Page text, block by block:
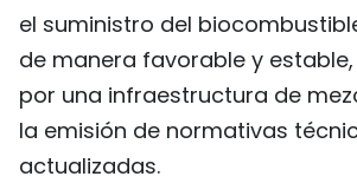
РУССКИЙ
el suministro del
de manera favorable y
por una infraestructura de
la emisión de normativas
actualizadas.